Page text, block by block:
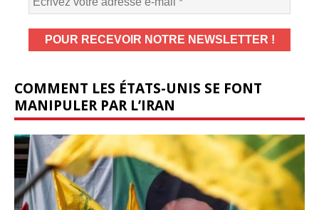
COMMENT LES ÉTATS-UNIS SE FONT
MANIPULER PAR L’IRAN